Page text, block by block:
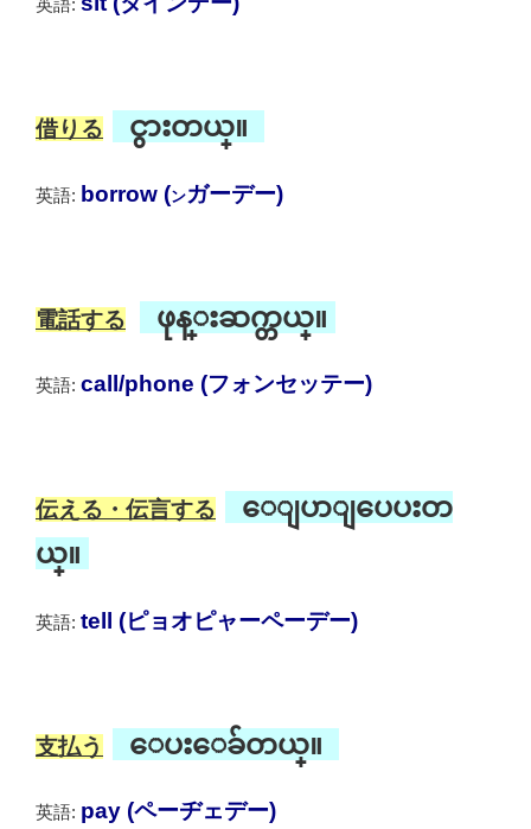
英語:
借りる ငွားတယ္။
英語: borrow (ンガーデー)
電話する ဖုန္းဆက္တယ္။
英語: call/phone (フォンセッテー)
伝える・伝言する
ေျပာျပေပးတ
ယ္။
英語: tell (ピョオピャーペーデー)
支払う ေပးေခ်တယ္။
英語: pay (ペーヂェデー)